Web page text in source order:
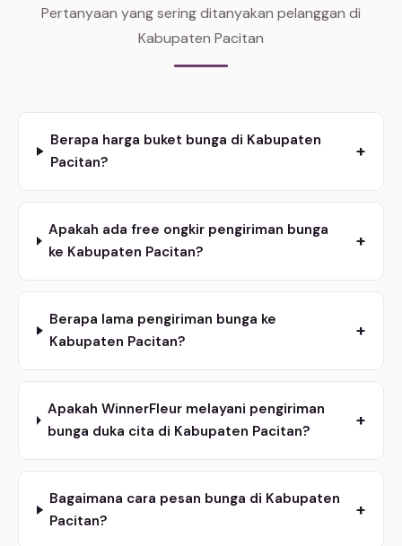
Pertanyaan yang sering ditanyakan pelanggan di
Kabupaten Pacitan
Berapa harga buket bunga di Kabupaten
Pacitan?
+
Apakah ada free ongkir pengiriman bunga
ke Kabupaten Pacitan?
+
Berapa lama pengiriman bunga ke
Kabupaten Pacitan?
+
Apakah WinnerFleur melayani pengiriman
bunga duka cita di Kabupaten Pacitan?
+
Bagaimana cara pesan bunga di Kabupaten
Pacitan?
+